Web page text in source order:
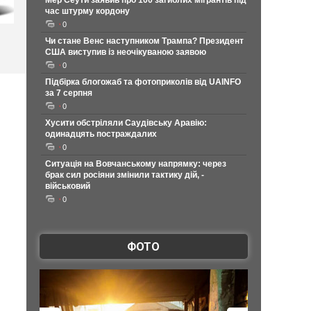
час штурму кордону
0
Чи стане Венс наступником Трампа? Президент
США виступив із неочікуваною заявою
0
Підбірка блогожаб та фотоприколів від UAINFO
за 7 серпня
0
Хусити обстріляли Саудівську Аравію:
одинадцять постраждалих
0
Ситуація на Вовчанському напрямку: через
брак сил росіяни змінили тактику дій, -
військовий
0
ФОТО